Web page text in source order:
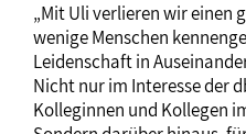
„Mit Uli verlieren wir einen
wenige Menschen
Leidenschaft in
Nicht nur im Interesse der
Kolleginnen und Kollegen